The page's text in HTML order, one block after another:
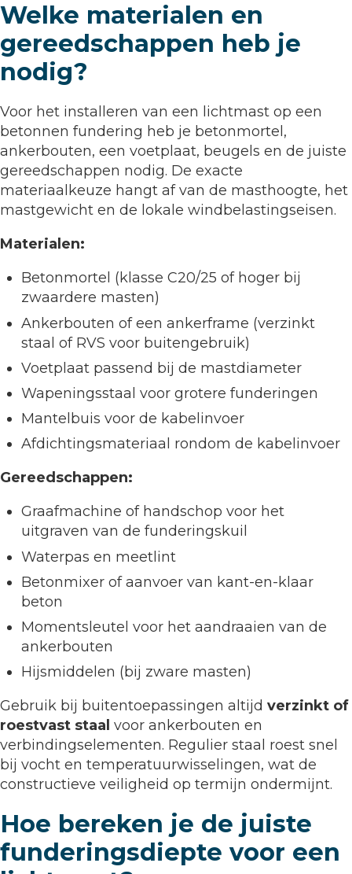
Welke materialen en
gereedschappen heb je
nodig?
Voor het installeren van een lichtmast op een
betonnen fundering heb je betonmortel,
ankerbouten, een voetplaat, beugels en de juiste
gereedschappen nodig. De exacte
materiaalkeuze hangt af van de masthoogte, het
mastgewicht en de lokale windbelastingseisen.
Materialen:
Betonmortel (klasse C20/25 of hoger bij
zwaardere masten)
Ankerbouten of een ankerframe (verzinkt
staal of RVS voor buitengebruik)
Voetplaat passend bij de mastdiameter
Wapeningsstaal voor grotere funderingen
Mantelbuis voor de kabelinvoer
Afdichtingsmateriaal rondom de kabelinvoer
Gereedschappen:
Graafmachine of handschop voor het
uitgraven van de funderingskuil
Waterpas en meetlint
Betonmixer of aanvoer van kant-en-klaar
beton
Momentsleutel voor het aandraaien van de
ankerbouten
Hijsmiddelen (bij zware masten)
Gebruik bij buitentoepassingen altijd verzinkt of
roestvast staal voor ankerbouten en
verbindingselementen. Regulier staal roest snel
bij vocht en temperatuurwisselingen, wat de
constructieve veiligheid op termijn ondermijnt.
Hoe bereken je de juiste
funderingsdiepte voor een